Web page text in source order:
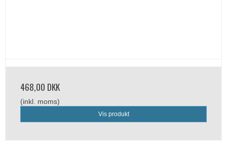
468,00 DKK
(inkl. moms)
Vis produkt